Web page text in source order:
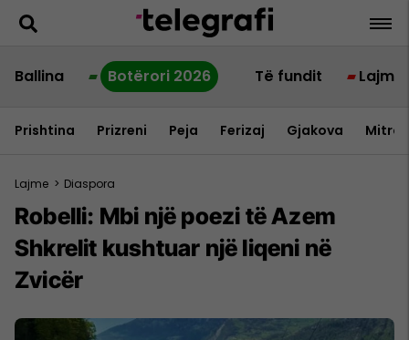
Ballina Botërori 2026 Të fundit Lajme
Prishtina Prizreni Peja Ferizaj Gjakova
Lajme > Diaspora
Robelli: Mbi një poezi të Azem
Shkrelit kushtuar një liqeni në
Zvicër